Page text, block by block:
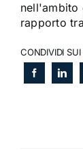
nell'ambito
rapporto
CONDIVIDI SUI